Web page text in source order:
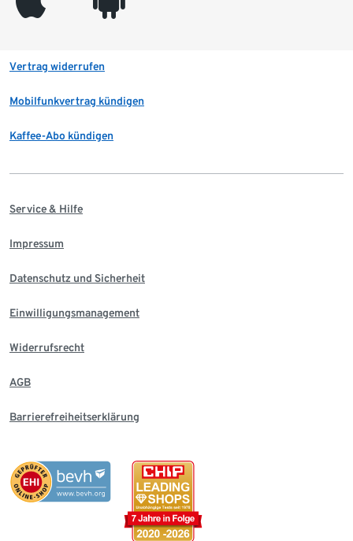
Vertrag widerrufen
Mobilfunkvertrag kündigen
Kaffee-Abo kündigen
Service & Hilfe
Impressum
Datenschutz und Sicherheit
Einwilligungsmanagement
Widerrufsrecht
AGB
Barrierefreiheitserklärung